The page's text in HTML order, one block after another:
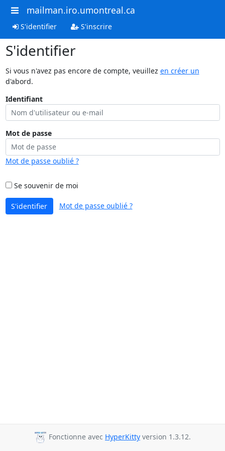
mailman.iro.umontreal.ca
S'identifier S'inscrire
S'identifier
Si vous n'avez pas encore de compte, veuillez en créer un
d'abord.
Identifiant
Mot de passe
Mot de passe oublié ?
Se souvenir de moi
S'identifier Mot de passe oublié ?
Fonctionne avec HyperKitty version 1.3.12.